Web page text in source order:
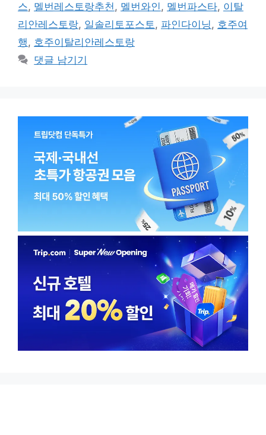
스, 멜번레스토랑추천, 멜번와인, 멜번파스타, 이탈
리안레스토랑, 일솔리토포스토, 파인다이닝, 호주여
행, 호주이탈리안레스토랑
댓글 남기기